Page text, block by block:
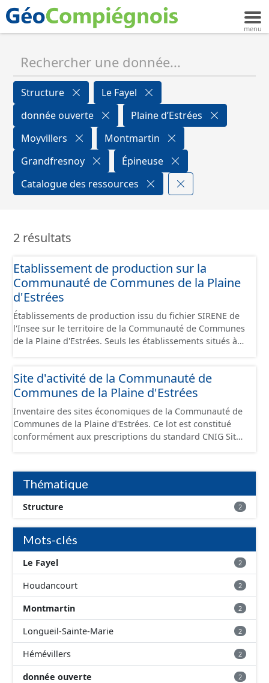
Structure
Le Fayel
donnée ouverte
Plaine d’Estrées
Moyvillers
Montmartin
Grandfresnoy
Épineuse
Catalogue des ressources
2 résultats
Etablissement de production sur la
Communauté de Communes de la Plaine
d'Estrées
Établissements de production issu du fichier SIRENE de
l'Insee sur le territoire de la Communauté de Communes
de la Plaine d'Estrées. Seuls les établissements situés à
conformément aux prescriptions du standard CNIG Sites
Économiques. Ce lot ne contient pas la référence aux
delà des prescriptions du CNIG se limitant aux SCI.
Site d'activité de la Communauté de
Communes de la Plaine d'Estrées
Inventaire des sites économiques de la Communauté de
Communes de la Plaine d'Estrées. Ce lot est constitué
conformément aux prescriptions du standard CNIG Sites
Thématique
Structure 2
Mots-clés
Le Fayel 2
Houdancourt 2
Montmartin 2
Longueil-Sainte-Marie 2
Hémévillers 2
donnée ouverte 2